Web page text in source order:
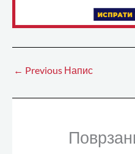
← Previous Напис